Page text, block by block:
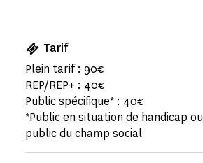
Tarif
Plein tarif : 90€
REP/REP+ : 40€
Public spécifique* : 40€
*Public en situation de handicap ou
public du champ social